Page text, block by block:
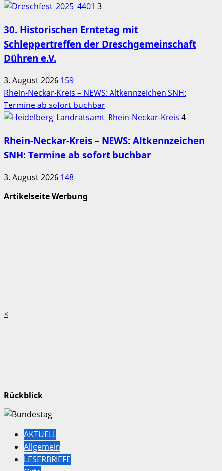
3
30. Historischen Erntetag mit
Schleppertreffen der Dreschgemeinschaft
Dühren e.V.
3. August 2026 159
Rhein-Neckar-Kreis – NEWS: Altkennzeichen SNH:
Termine ab sofort buchbar
4
Rhein-Neckar-Kreis – NEWS: Altkennzeichen
SNH: Termine ab sofort buchbar
3. August 2026 148
Artikelseite Werbung
<
Rückblick
AKTUELL
Allgemein
LESERBRIEFE